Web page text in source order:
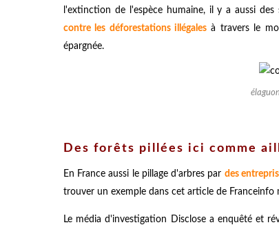
l'extinction de l'espèce humaine, il y a aussi
contre les déforestations illégales à travers le
épargnée.
Des forêts pillées ici comme
En France aussi le pillage d'arbres par des
trouver un exemple dans cet article de Franceinfo
Le média d'investigation Disclose a enquêté et